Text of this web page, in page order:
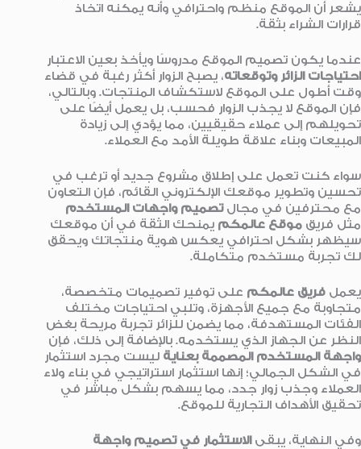
يشعر أن الموقع منظم واحترافي وأنه يمكنه اتخاذ
قرارات الشراء بثقة.
عندما يكون تصميم الموقع مدروسًا ويأخذ بعين الاعتبار
احتياجات الزائر وتوقعاته، يصبح الزوار أكثر رغبة في قضاء
وقت أطول على الموقع لاستكشاف المنتجات. وبالتالي،
فإن الموقع لا يجذب الزوار فحسب، بل يعمل أيضًا على
تحويلهم إلى عملاء حقيقيين، مما يؤدي إلى زيادة
المبيعات وبناء علاقة طويلة الأمد مع العملاء.
سواء كنت تعمل على إطلاق مشروع جديد أو ترغب في
تحسين وتطوير موقعك الإلكتروني القائم، فإن التعاون
مع محترفين في مجالتصميم واجهات المستخدم
مثل فريق موقع عالمكم يمنحك الثقة في أن موقعك
سيظهر بشكل احترافي يعكس هوية منتجاتك ويحقق
لك تجربة مستخدم متكاملة.
يعمل فريق عالمكم على توفير تصميمات متخصصة،
متجاوبة مع جميع الأجهزة، وتلبي احتياجات مختلف
الفئات المستهدفة، مما يضمن للزائر تجربة مريحة بغض
النظر عن الجهاز الذي يستخدمه. بالإضافة إلى ذلك، فإن
واجهة المستخدم المصممة بعناية ليست مجرد استثمار
في الشكل الجمالي؛ إنها استثمار استراتيجي في بناء ولاء
العملاء وجذب زوار جدد، مما يسهم بشكل مباشر في
تحقيق الأهداف التجارية للموقع.
وفي النهاية، يبقى الاستثمار في تصميم واجهة